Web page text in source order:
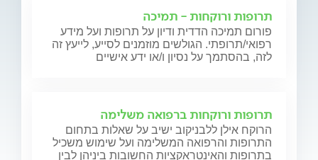
תרופות ורוקחות - תמיכה
פורום תמיכה הדדית ודיון על תרופות ועל מידע
רפואי/תרופתי. הגולשים מוזמנים לסייע, לייעץ זה
לזה, בהסתמך על נסיון ו/או ידע אישיים
תרופות ורוקחות ברפואה משלימה
הרוקח אילן ללבניקוב ישיב על שאלות בתחום
התרופות והרפואה המשלימה ועל שימוש משכיל
בתרופות והאינטראקציות החשובות ביניהן לבין